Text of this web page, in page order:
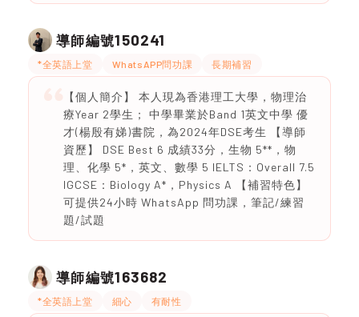
導師編號150241
*全英語上堂 WhatsAPP問功課 長期補習
【個人簡介】 本人現為香港理工大學，物理治
療Year 2學生； 中學畢業於Band 1英文中學 優
才(楊殷有娣)書院，為2024年DSE考生 【導師
資歷】 DSE Best 6 成績33分，生物 5**，物
理、化學 5*，英文、數學 5 IELTS：Overall 7.5
IGCSE：Biology A*，Physics A 【補習特色】
可提供24小時 WhatsApp 問功課，筆記/練習
題/試題
導師編號163682
*全英語上堂 細心 有耐性